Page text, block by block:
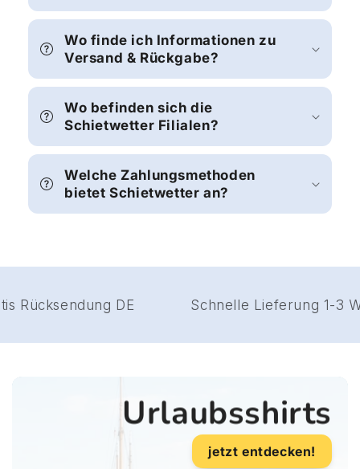
Wo finde ich Informationen zu
Versand & Rückgabe?
Wo befinden sich die
Schietwetter Filialen?
Welche Zahlungsmethoden
bietet Schietwetter an?
Schnelle Lieferung 1-
Rücksendung DE
Urlaubsshirts
jetzt entdecken!